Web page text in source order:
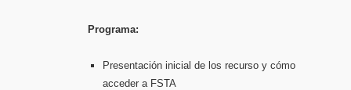
Programa:
Presentación inicial de los recurso y cómo
acceder a FSTA